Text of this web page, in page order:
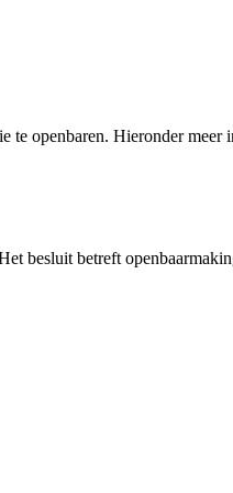
te openbaren. Hieronder meer
besluit betreft